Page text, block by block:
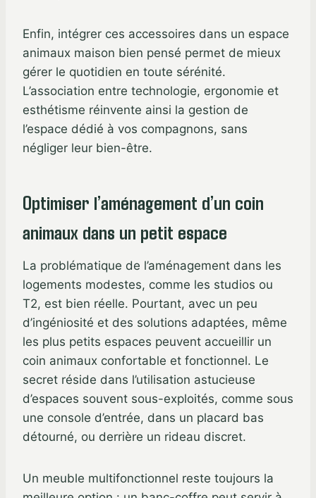
Enfin, intégrer ces accessoires dans un espace
animaux maison bien pensé permet de mieux
gérer le quotidien en toute sérénité.
L’association entre technologie, ergonomie et
esthétisme réinvente ainsi la gestion de
l’espace dédié à vos compagnons, sans
négliger leur bien-être.
Optimiser l’aménagement d’un coin
animaux dans un petit espace
La problématique de l’aménagement dans les
logements modestes, comme les studios ou
T2, est bien réelle. Pourtant, avec un peu
d’ingéniosité et des solutions adaptées, même
les plus petits espaces peuvent accueillir un
coin animaux confortable et fonctionnel. Le
secret réside dans l’utilisation astucieuse
d’espaces souvent sous-exploités, comme sous
une console d’entrée, dans un placard bas
détourné, ou derrière un rideau discret.
Un meuble multifonctionnel reste toujours la